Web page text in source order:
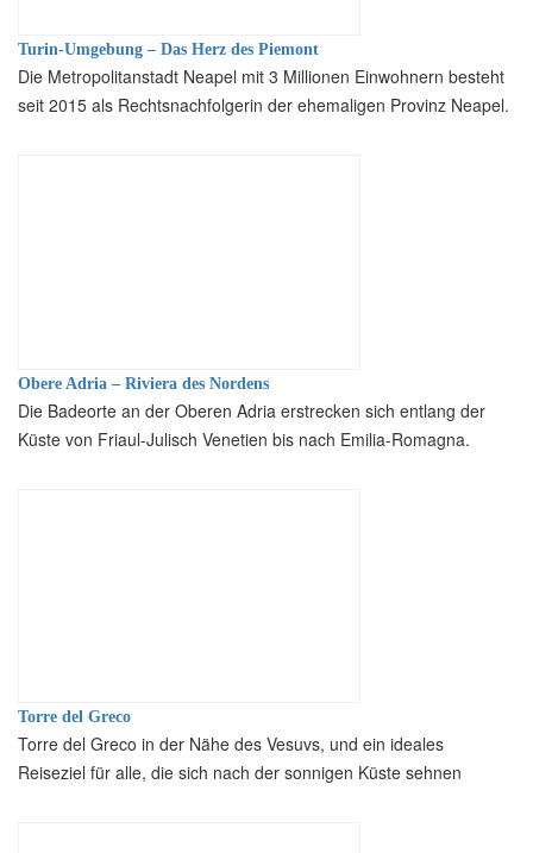
Turin-Umgebung – Das Herz des Piemont
Die Metropolitanstadt Neapel mit 3 Millionen Einwohnern besteht
seit 2015 als Rechtsnachfolgerin der ehemaligen Provinz Neapel.
Obere Adria – Riviera des Nordens
Die Badeorte an der Oberen Adria erstrecken sich entlang der
Küste von Friaul-Julisch Venetien bis nach Emilia-Romagna.
Torre del Greco
Torre del Greco in der Nähe des Vesuvs, und ein ideales
Reiseziel für alle, die sich nach der sonnigen Küste sehnen